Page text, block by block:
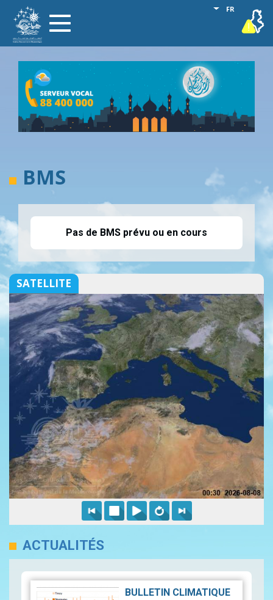
contenu
Toggle
navigation
FR
Lister les
vigilance
BMS
Pas de BMS prévu ou en cours
SATELLITE
ACTUALITÉS
BULLETIN CLIMATIQUE